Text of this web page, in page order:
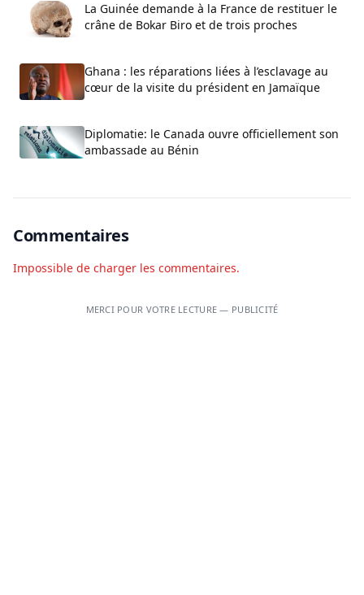
La Guinée demande à la France de restituer le
crâne de Bokar Biro et de trois proches
Ghana : les réparations liées à l’esclavage au
cœur de la visite du président en Jamaïque
Diplomatie: le Canada ouvre officiellement son
ambassade au Bénin
Commentaires
Impossible de charger les commentaires.
MERCI POUR VOTRE LECTURE — PUBLICITÉ